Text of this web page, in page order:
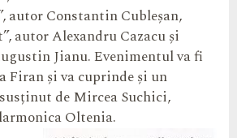
autor Constantin Cubleșan,
autor Alexandru Cazacu și
Jianu. Evenimentul va fi
Firan și va cuprinde și un
de Mircea Suchici,
Oltenia.